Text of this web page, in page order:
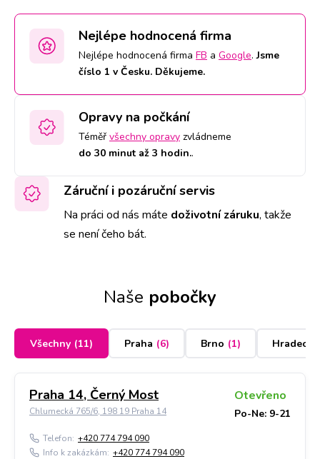
Nejlépe hodnocená firma
Nejlépe hodnocená firma FB a Google.Jsme
číslo 1 v Česku. Děkujeme.
Opravy na počkání
Téměř všechny opravy zvládneme
do 30 minut až 3 hodin..
Záruční i pozáruční servis
Na práci od nás máte doživotní záruku, takže
se není čeho bát.
Naše pobočky
Všechny (11) Praha (6) Brno (1) Hradec
Praha 14, Černý Most
Chlumecká 765/6, 198 19 Praha 14
Otevřeno
Po-Ne: 9-21
Telefon: +420 774 794 090
Info k zakázkám: +420 774 794 090